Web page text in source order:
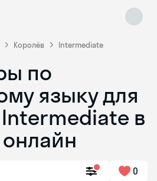
Королёв Intermediate
по
языку для
Intermediate в
0